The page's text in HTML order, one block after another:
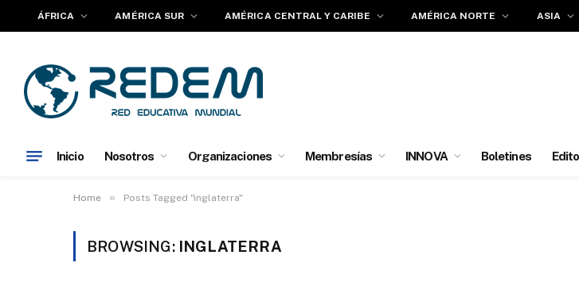
ÁFRICA AMÉRICA SUR AMÉRICA CENTRAL Y CARIBE AMÉRICA NORTE ASIA
Inicio Nosotros Organizaciones Membresías INNOVA Boletines
Home » Posts Tagged "inglaterra"
BROWSING: INGLATERRA